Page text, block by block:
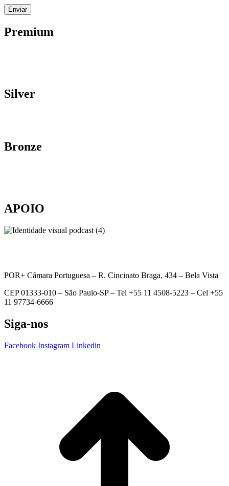
Premium
Silver
Bronze
APOIO
POR+ Câmara Portuguesa – R. Cincinato Braga, 434 – Bela Vista
CEP 01333-010 – São Paulo-SP – Tel +55 11 4508-5223 – Cel +55
11 97734-6666
Siga-nos
Facebook Instagram Linkedin